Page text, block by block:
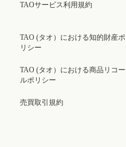
TAOサービス利用規約
TAO (タオ）における知的財産ポ
リシー
TAO (タオ）における商品リコー
ルポリシー
売買取引規約